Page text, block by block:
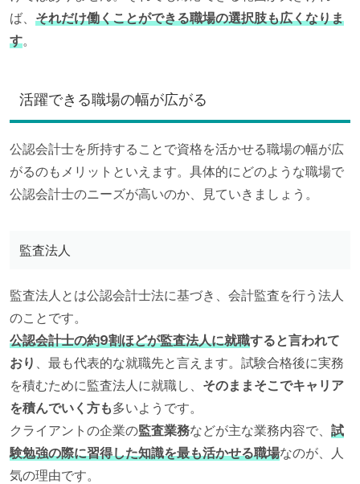
ば、 それだけ働くことができる職場の選択肢も広くなりま
す。
活躍できる職場の幅が広がる
公認会計士を所持することで資格を活かせる職場の幅が広
がるのもメリットといえます。具体的にどのような職場で
公認会計士のニーズが高いのか、見ていきましょう。
監査法人
監査法人とは公認会計士法に基づき、会計監査を行う法人
のことです。
公認会計士の約9割ほどが監査法人に就職すると言われて
おり
、最も代表的な就職先と言えます。試験合格後に実務
を積むために監査法人に就職し、 そのままそこでキャリア
を積んでいく方も多いようです。
クライアントの企業の監査業務などが主な業務内容で、 試
験勉強の際に習得した知識を最も活かせる職場なのが、人
気の理由です。